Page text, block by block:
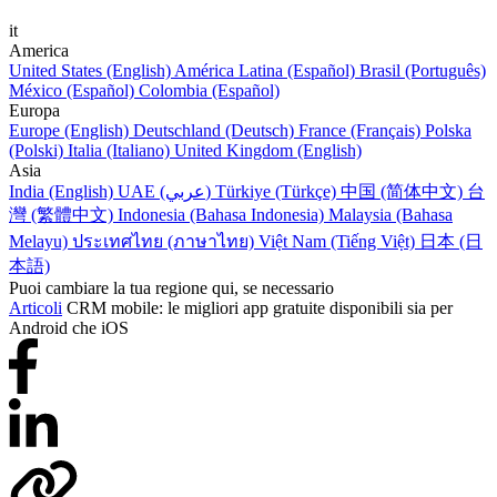
it
America
United States (English) América Latina (Español) Brasil (Português)
México (Español) Colombia (Español)
Europa
Europe (English) Deutschland (Deutsch) France (Français) Polska
(Polski) Italia (Italiano) United Kingdom (English)
Asia
India (English)
UAE (عربي) Türkiye (Türkçe) 中国 (简体中文) 台
灣 (繁體中文) Indonesia (Bahasa Indonesia) Malaysia (Bahasa
Melayu) ประเทศไทย (ภาษาไทย) Việt Nam (Tiếng Việt) 日本 (日
本語)
Puoi cambiare la tua regione qui, se necessario
Articoli CRM mobile: le migliori app gratuite disponibili sia per
Android che iOS